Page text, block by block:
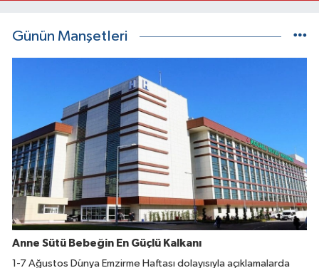
Günün Manşetleri
Anne Sütü Bebeğin En Güçlü Kalkanı
1-7 Ağustos Dünya Emzirme Haftası dolayısıyla açıklamalarda